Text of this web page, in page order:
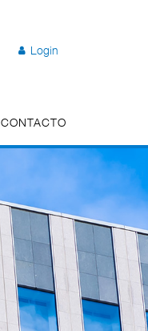
Login
CONTACTO